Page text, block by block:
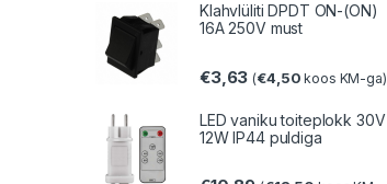
Klahvlüliti DPDT ON-(ON)
16A 250V must
€3,63 (€4,50 koos KM-ga)
LED vaniku toiteplokk 30V
12W IP44 puldiga